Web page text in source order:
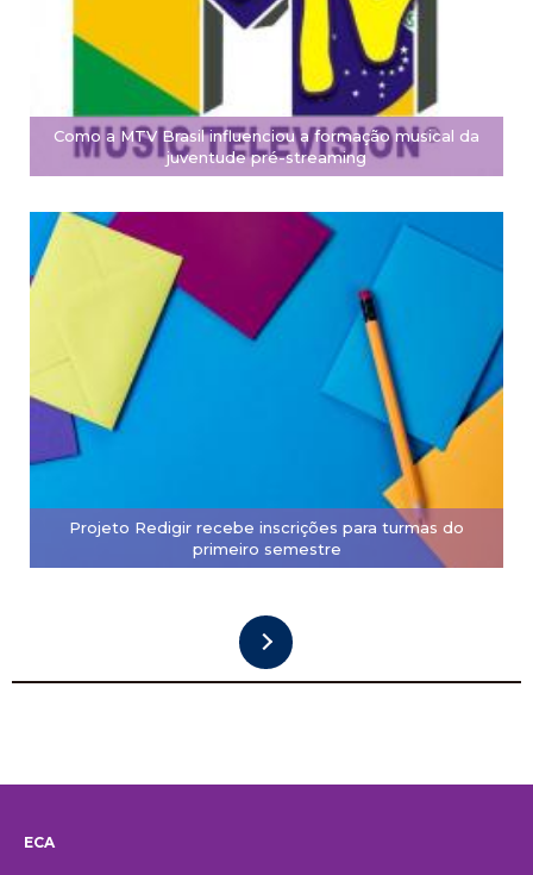
Como a MTV Brasil influenciou a formação musical da
juventude pré-streaming
Projeto Redigir recebe inscrições para turmas do
primeiro semestre
ECA